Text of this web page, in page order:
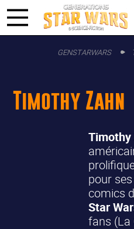
GENSTARWARS
Timothy Zahn
Timothy
pour
comics
Star
fans (La